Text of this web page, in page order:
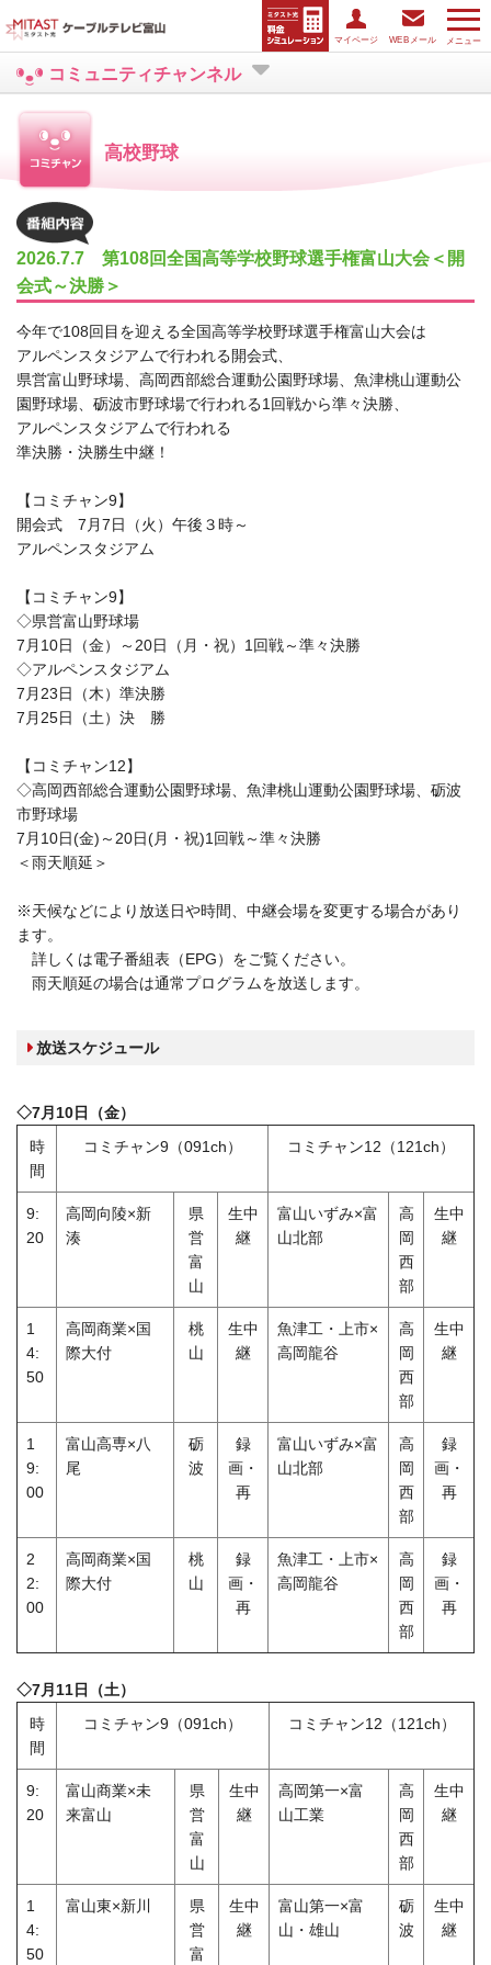
メニュー
マイページ WEBメール
コミュニティチャンネル
高校野球
2026.7.7 第108回全国高等学校野球選手権富山大会＜開
会式～決勝＞
今年で108回目を迎える全国高等学校野球選手権富山大会は
アルペンスタジアムで行われる開会式、
県営富山野球場、高岡西部総合運動公園野球場、魚津桃山運動公
園野球場、砺波市野球場で行われる1回戦から準々決勝、
アルペンスタジアムで行われる
準決勝・決勝生中継！
【コミチャン9】
開会式 7月7日（火）午後３時～
アルペンスタジアム
【コミチャン9】
◇県営富山野球場
7月10日（金）～20日（月・祝）1回戦～準々決勝
◇アルペンスタジアム
7月23日（木）準決勝
7月25日（土）決 勝
【コミチャン12】
◇高岡西部総合運動公園野球場、魚津桃山運動公園野球場、砺波
市野球場
7月10日(金)～20日(月・祝)1回戦～準々決勝
＜雨天順延＞
※天候などにより放送日や時間、中継会場を変更する場合があり
ます。
詳しくは電子番組表（EPG）をご覧ください。
雨天順延の場合は通常プログラムを放送します。
放送スケジュール
◇7月10日（金）
時
間
コミチャン9（091ch） コミチャン12（121ch）
9:
20
高岡向陵×新
湊
県
営
富
山
生中
継
富山いずみ×富
山北部
高
岡
西
部
生中
継
1
4:
50
高岡商業×国
際大付
桃
山
生中
継
魚津工・上市×
高岡龍谷
高
岡
西
部
生中
継
1
9:
00
富山高専×八
尾
砺
波
録
画・
再
富山いずみ×富
山北部
高
岡
西
部
録
画・
再
2
2:
00
高岡商業×国
際大付
桃
山
録
画・
再
魚津工・上市×
高岡龍谷
高
岡
西
部
録
画・
再
◇7月11日（土）
時
間
コミチャン9（091ch） コミチャン12（121ch）
9:
20
富山商業×未
来富山
県
営
富
山
生中
継
高岡第一×富
山工業
高
岡
西
部
生中
継
1
4:
50
富山東×新川
県
営
富
生中
継
富山第一×富
山・雄山
砺
波
生中
継